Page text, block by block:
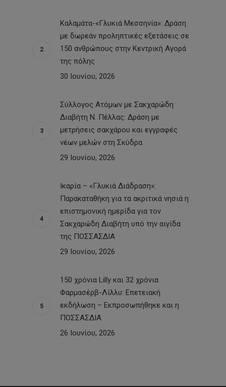
Καλαμάτα-«Γλυκιά Μεσσηνία»: Δράση
με δωρεάν προληπτικές εξετάσεις σε
150 ανθρώπους στην Κεντρική Αγορά
της πόλης
30 Ιουνίου, 2026
Σύλλογος Ατόμων με Σακχαρώδη
Διαβήτη Ν. Πέλλας: Δράση με
μετρήσεις σακχάρου και εγγραφές
νέων μελών στη Σκύδρα
29 Ιουνίου, 2026
Ικαρία – «Γλυκιά Διάδραση»:
Παρακαταθήκη για τα ακριτικά νησιά η
επιστημονική ημερίδα για τον
Σακχαρώδη Διαβήτη υπό την αιγίδα
της ΠΟΣΣΑΣΔΙΑ
29 Ιουνίου, 2026
150 χρόνια Lilly και 32 χρόνια
Φαρμασέρβ-Λίλλυ: Eπετειακή
εκδήλωση – Εκπροσωπήθηκε και η
ΠΟΣΣΑΣΔΙΑ
26 Ιουνίου, 2026